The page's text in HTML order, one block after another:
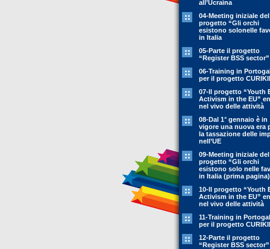
all’Ucraina
04-Meeting iniziale del
progetto “Gli orchi
esistono solonelle
in Italia
05-Parte il progetto
“Register BSS sector”
06-Training in
per il progetto
07-Il progetto “Youth
Activism in the EU”
nel vivo delle attività
08-Dal 1° gennaio è in
vigore una nuova era
la tassazione delle
nell’UE
09-Meeting iniziale del
progetto “Gli orchi
esistono solo nelle
in Italia (prima pagina)
10-Il progetto “Youth
Activism in the EU”
nel vivo delle attività
11-Training in
per il progetto
12-Parte il progetto
“Register BSS sector”